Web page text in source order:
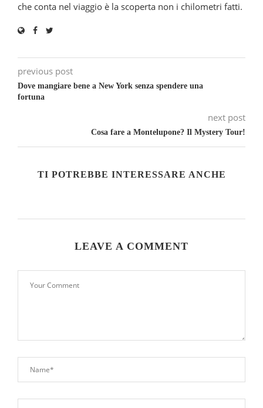
che conta nel viaggio è la scoperta non i chilometri fatti.
previous post
Dove mangiare bene a New York senza spendere una
fortuna
next post
Cosa fare a Montelupone? Il Mystery Tour!
TI POTREBBE INTERESSARE ANCHE
LEAVE A COMMENT